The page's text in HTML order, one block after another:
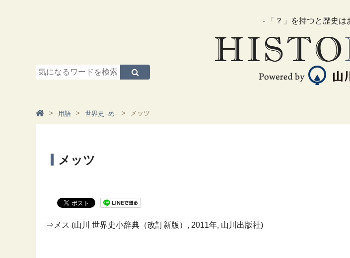
- 「？」を持つと歴史は
用語 世界史 -め- メッツ
メッツ
⇒メス (山川 世界史小辞典（改訂新版）, 2011年, 山川出版社)